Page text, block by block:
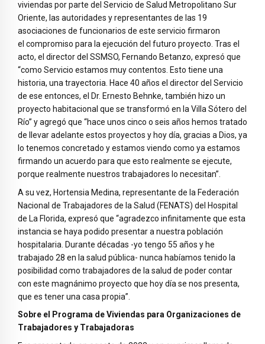
viviendas por parte del Servicio de Salud Metropolitano Sur
Oriente, las autoridades y representantes de las 19
asociaciones de funcionarios de este servicio firmaron
el compromiso para la ejecución del futuro proyecto. Tras el
acto, el director del SSMSO, Fernando Betanzo, expresó que
“como Servicio estamos muy contentos. Esto tiene una
historia, una trayectoria. Hace 40 años el director del Servicio
de ese entonces, el Dr. Ernesto Behnke, también hizo un
proyecto habitacional que se transformó en la Villa Sótero del
Río” y agregó que “hace unos cinco o seis años hemos tratado
de llevar adelante estos proyectos y hoy día, gracias a Dios, ya
lo tenemos concretado y estamos viendo como ya estamos
firmando un acuerdo para que esto realmente se ejecute,
porque realmente nuestros trabajadores lo necesitan”.
A su vez, Hortensia Medina, representante de la Federación
Nacional de Trabajadores de la Salud (FENATS) del Hospital
de La Florida, expresó que “agradezco infinitamente que esta
instancia se haya podido presentar a nuestra población
hospitalaria. Durante décadas -yo tengo 55 años y he
trabajado 28 en la salud pública- nunca habíamos tenido la
posibilidad como trabajadores de la salud de poder contar
con este magnánimo proyecto que hoy día se nos presenta,
que es tener una casa propia”.
Sobre el Programa de Viviendas para Organizaciones de
Trabajadores y Trabajadoras